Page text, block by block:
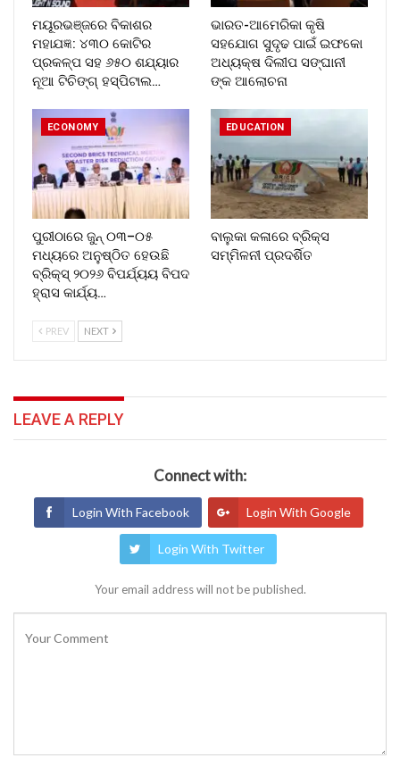
ମୟୂରଭଞ୍ଜରେ ବିକାଶର
ମହାଯଜ୍ଞ: ୪୩୦ କୋଟିର
ପ୍ରକଳ୍ପ ସହ ୬୫୦ ଶଯ୍ୟାର
ନୂଆ ଟିଚିଙ୍ଗ୍ ହସ୍ପିଟାଲ…
ଭାରତ-ଆମେରିକା କୃଷି
ସହଯୋଗ ସୁଦୃଢ ପାଇଁ ଇଫକୋ
ଅଧ୍ୟକ୍ଷ ଦିଲୀପ ସଙ୍ଘାନୀ
ଙ୍କ ଆଲୋଚନା
ECONOMY
ପୁରୀଠାରେ ଜୁନ୍ ୦୩–୦୫
ମଧ୍ୟରେ ଅନୁଷ୍ଠିତ ହେଉଛି
ବ୍ରିକ୍ସ୍ ୨୦୨୬ ବିପର୍ଯ୍ୟୟ ବିପଦ
ହ୍ରାସ କାର୍ଯ୍ୟ…
EDUCATION
ବାଲୁକା କଳାରେ ବ୍ରିକ୍ସ
ସମ୍ମିଳନୀ ପ୍ରଦର୍ଶିତ
PREV NEXT
LEAVE A REPLY
Connect with:
Login With Facebook Login With Google
Login With Twitter
Your email address will not be published.